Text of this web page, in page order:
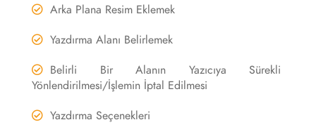
Arka Plana Resim Eklemek
Yazdırma Alanı Belirlemek
Belirli Bir Alanın Yazıcıya Sürekli
Yönlendirilmesi/İşlemin İptal Edilmesi
Yazdırma Seçenekleri